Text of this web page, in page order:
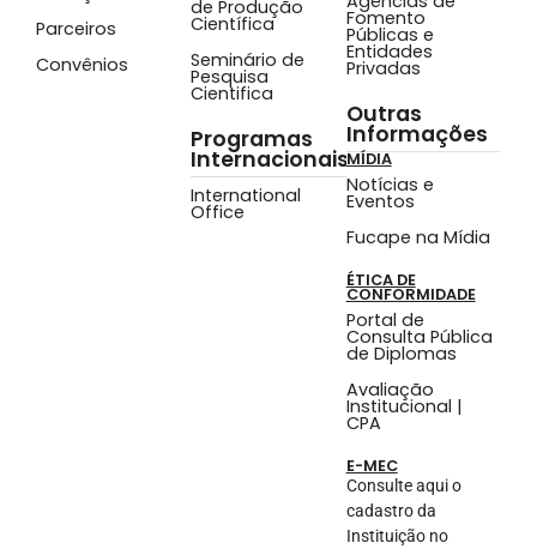
Parceiros
Convênios
de Produção
Científica
Seminário de
Pesquisa
Cientifica
Programas
Internacionais
International
Office
Fomento
Públicas e
Entidades
Privadas
Outras
Informações
MÍDIA
Notícias e
Eventos
Fucape na Mídia
ÉTICA DE
CONFORMIDADE
Portal de
Consulta Pública
de Diplomas
Avaliação
Institucional |
CPA
E-MEC
Consulte aqui o
cadastro da
Instituição no